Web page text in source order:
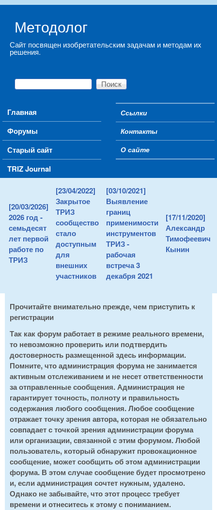
Методолог
Сайт посвящен изобретательским задачам и методам их
решения.
Форма поиска
Поиск
Main menu
Главная
Форумы
Старый сайт
TRIZ Journal
Secondary menu
Ссылки
Контакты
О сайте
[20/03/2026]
2026 год -
семьдесят
лет первой
работе по
ТРИЗ
[23/04/2022]
Закрытое
ТРИЗ
сообщество
стало
доступным
для
внешних
участников
[03/10/2021]
Выявление
границ
применимости
инструментов
ТРИЗ -
рабочая
встреча 3
декабря 2021
[17/11/2020]
Александр
Тимофеевич
Кынин
Прочитайте внимательно прежде, чем приступить к
регистрации
Так как форум работает в режиме реального времени,
то невозможно проверить или подтвердить
достоверность размещенной здесь информации.
Помните, что администрация форума не занимается
активным отслеживанием и не несет ответственности
за отправленные сообщения. Администрация не
гарантирует точность, полноту и правильность
содержания любого сообщения. Любое сообщение
отражает точку зрения автора, которая не обязательно
совпадает с точкой зрения администрации форума
или организации, связанной с этим форумом. Любой
пользователь, который обнаружит провокационное
сообщение, может сообщить об этом администрации
форума. В этом случае сообщение будет просмотрено
и, если администрация сочтет нужным, удалено.
Однако не забывайте, что этот процесс требует
времени и отнеситесь к этому с пониманием.